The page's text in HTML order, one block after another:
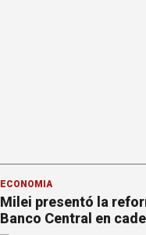
ECONOMÍA
Milei presentó la
Banco Central en